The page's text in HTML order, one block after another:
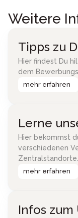
Weitere
Tipps zu
Hier findest Du
dem
mehr erfahren
Lerne
Hier bekommst
verschiedenen
Zentralstandorte.
mehr erfahren
Infos